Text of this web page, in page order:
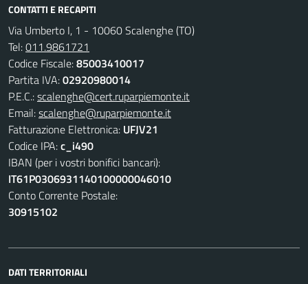
CONTATTI E RECAPITI
Via Umberto I, 1 - 10060 Scalenghe (TO)
Tel:011.9861721
Codice Fiscale:85003410017
Partita IVA:02920980014
P.E.C.:scalenghe@cert.ruparpiemonte.it
Email:scalenghe@ruparpiemonte.it
Fatturazione Elettronica: UFJV21
Codice IPA:c_i490
IBAN (per i vostri bonifici bancari):
IT61P0306931140100000046010
Conto Corrente Postale:
30915102
DATI TERRITORIALI